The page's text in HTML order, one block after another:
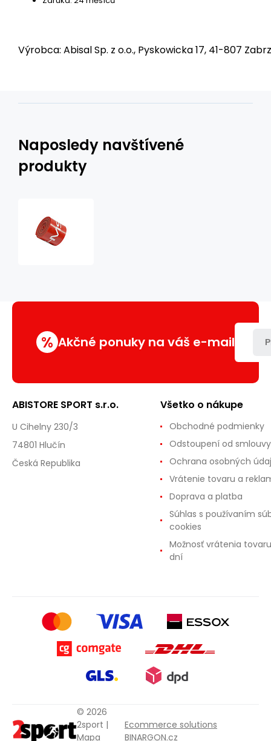
Výrobca: Abisal Sp. z o.o., Pyskowicka 17, 41-807
Naposledy navštívené
produkty
% Akčné ponuky na váš e-mail
ABISTORE SPORT s.r.o.
U Cihelny 230/3
74801 Hlučín
Česká Republika
Všetko o nákupe
Obchodné podmienky
Odstoupení od smlouvy
Ochrana osobných
Vrátenie tovaru a
Doprava a platba
Súhlas s používaním
cookies
Možnosť vrátenia
dní
© 2026
2sport |
Mapa
Ecommerce solutions
BINARGON.cz